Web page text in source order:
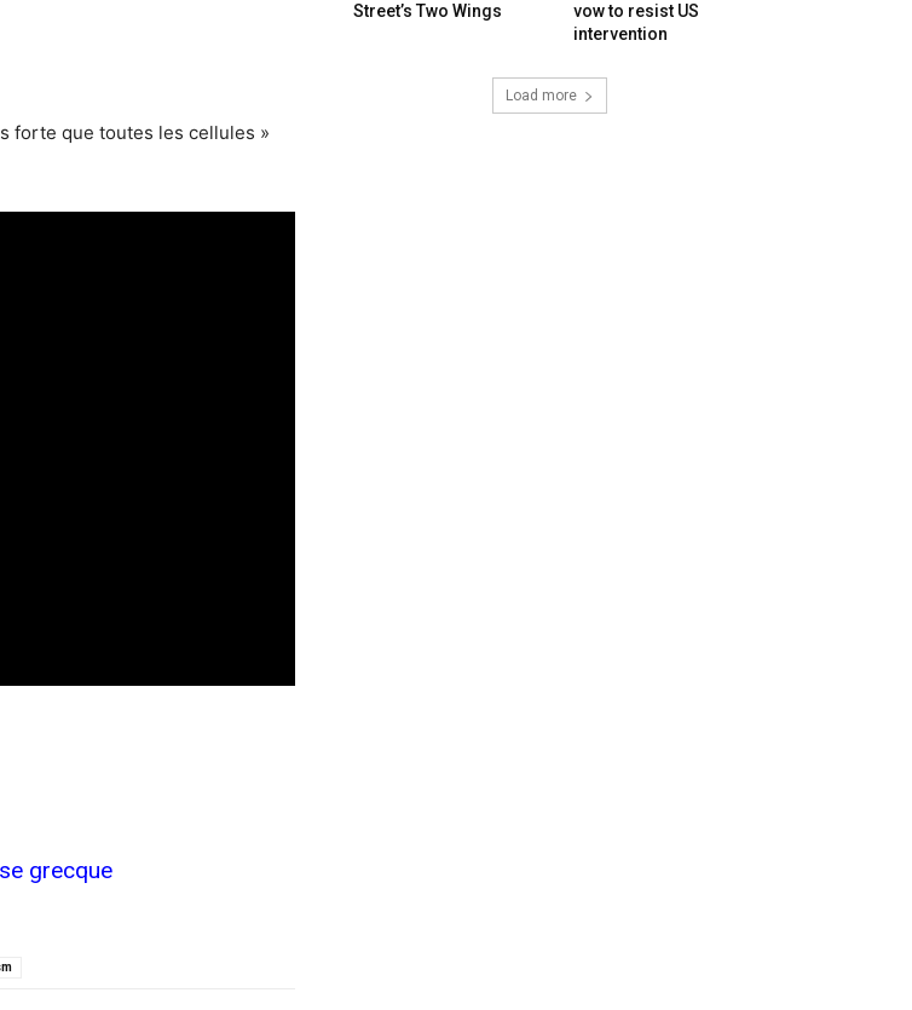
forte que toutes les cellules »
grecque
Street’s Two Wings
vow to resist US
intervention
Load more